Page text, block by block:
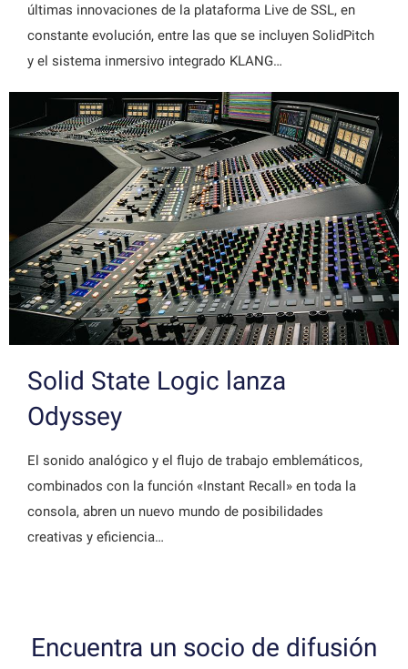
últimas innovaciones de la plataforma Live de SSL, en
constante evolución, entre las que se incluyen SolidPitch
y el sistema inmersivo integrado KLANG…
Solid State Logic lanza
Odyssey
El sonido analógico y el flujo de trabajo emblemáticos,
combinados con la función «Instant Recall» en toda la
consola, abren un nuevo mundo de posibilidades
creativas y eficiencia…
Encuentra un socio de difusión